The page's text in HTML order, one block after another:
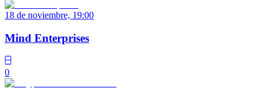
18 de noviembre, 19:00
Mind Enterprises
0